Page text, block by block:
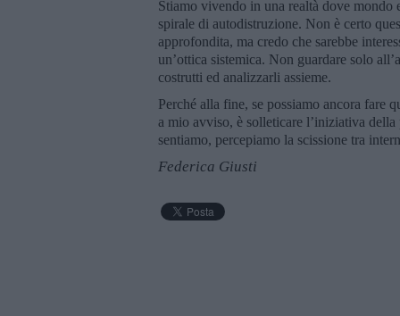
Stiamo vivendo in una realtà dove mondo
spirale di autodistruzione. Non è certo
approfondita, ma credo che sarebbe
un’ottica sistemica. Non guardare solo
costrutti ed analizzarli assieme.
Perché alla fine, se possiamo ancora fare
a mio avviso, è solleticare l’iniziativa
sentiamo, percepiamo la scissione tra
Federica Giusti